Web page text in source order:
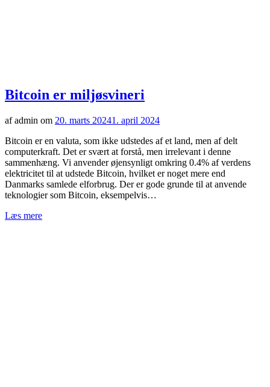
Bitcoin er miljøsvineri
af admin om 20. marts 20241. april 2024
Bitcoin er en valuta, som ikke udstedes af et land, men af delt
computerkraft. Det er svært at forstå, men irrelevant i denne
sammenhæng. Vi anvender øjensynligt omkring 0.4% af verdens
elektricitet til at udstede Bitcoin, hvilket er noget mere end
Danmarks samlede elforbrug. Der er gode grunde til at anvende
teknologier som Bitcoin, eksempelvis…
Læs mere